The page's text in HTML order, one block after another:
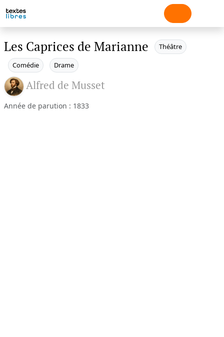
Les Caprices de Marianne Théâtre
Comédie Drame
Alfred de Musset
Année de parution : 1833